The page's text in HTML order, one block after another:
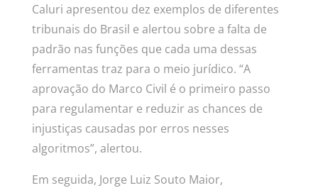
Caluri apresentou dez exemplos de diferentes
tribunais do Brasil e alertou sobre a falta de
padrão nas funções que cada uma dessas
ferramentas traz para o meio jurídico. “A
aprovação do Marco Civil é o primeiro passo
para regulamentar e reduzir as chances de
injustiças causadas por erros nesses
algoritmos”, alertou.
Em seguida, Jorge Luiz Souto Maior,